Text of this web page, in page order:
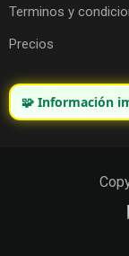
Terminos y
Precios
🧩 Información